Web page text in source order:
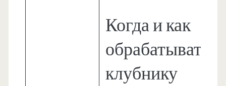
Когда и как
обрабатывать
клубнику